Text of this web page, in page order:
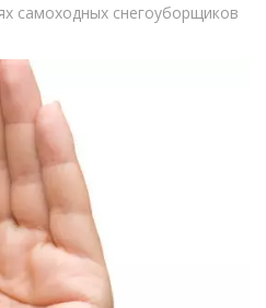
самоходных снегоуборщиков